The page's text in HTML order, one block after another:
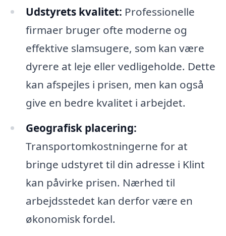
Udstyrets kvalitet: Professionelle
firmaer bruger ofte moderne og
effektive slamsugere, som kan være
dyrere at leje eller vedligeholde. Dette
kan afspejles i prisen, men kan også
give en bedre kvalitet i arbejdet.
Geografisk placering:
Transportomkostningerne for at
bringe udstyret til din adresse i Klint
kan påvirke prisen. Nærhed til
arbejdsstedet kan derfor være en
økonomisk fordel.